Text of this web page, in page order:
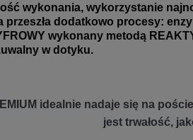
wykonania, wykorzystanie
przeszła dodatkowo procesy:
wykonany metodą
w dotyku.
idealnie nadaje się na
jest trwałość,